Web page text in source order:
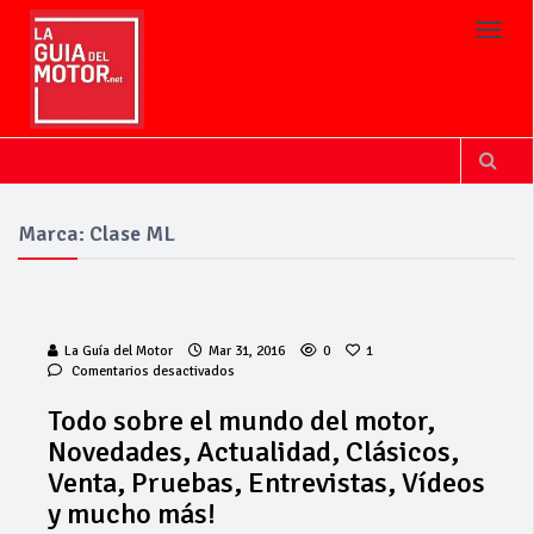
Marca: Clase ML
La Guía del Motor Mar 31, 2016 0
1
Comentarios desactivados
el
mundo
del
motor,
Todo sobre el mundo del motor,
Novedades, Actualidad, Clásicos,
Venta, Pruebas, Entrevistas, Vídeos
y mucho más!